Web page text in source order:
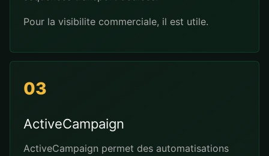
Pour la visibilite commerciale, il est utile.
03
ActiveCampaign
ActiveCampaign permet des automatisations